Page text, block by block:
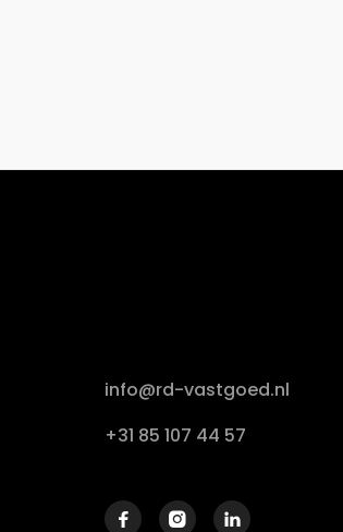
info@rd-vastgoed.nl
+31 85 107 44 57
  